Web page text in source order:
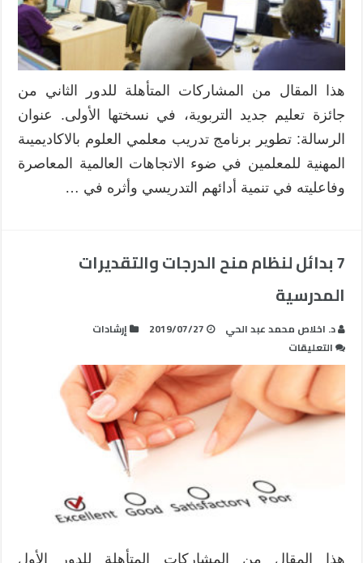
المهنية
للمعلمين
مغلقة
هذا المقال من المشاركات المتأهلة للدور الثاني من
جائزة تعليم جديد التربوية، في نسختها الأولى. عنوان
الرسالة: تطوير برنامج تدريب معلمي العلوم بالاكاديميىة
المهنية للمعلمين في ضوء الاتجاهات العالمية المعاصرة
وفاعليته في تنمية أدائهم التدريسي وأثره في …
7 بدائل لنظام منح الدرجات والتقديرات
المدرسية
د. اخلاص محمد عبد الحي 2019/07/27
إرشادات
التعليقات
7
بدائل
لنظام
منح
الدرجات
المدرسية
مغلقة
هذا المقال من المشاركات المتأهلة للدور الأول